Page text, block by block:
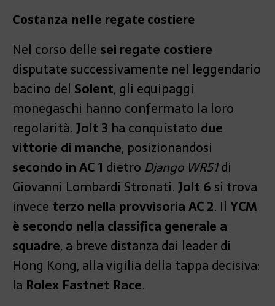
Costanza nelle regate costiere
Nel corso delle sei regate costiere
disputate successivamente nel leggendario
bacino del Solent, gli equipaggi
monegaschi hanno confermato la loro
regolarità.Jolt 3 ha conquistato due
vittorie di manche, posizionandosi
secondo in AC 1 dietro Django WR51di
Giovanni Lombardi Stronati.Jolt 6 si trova
invece terzo nella provvisoria AC 2. Il YCM
è secondo nella classifica generale a
squadre, a breve distanza dai leader di
Hong Kong, alla vigilia della tappa decisiva:
la Rolex Fastnet Race.